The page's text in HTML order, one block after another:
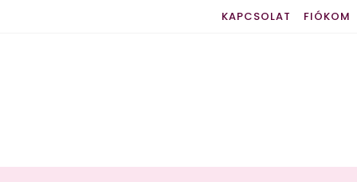
KAPCSOLAT FIÓKOM